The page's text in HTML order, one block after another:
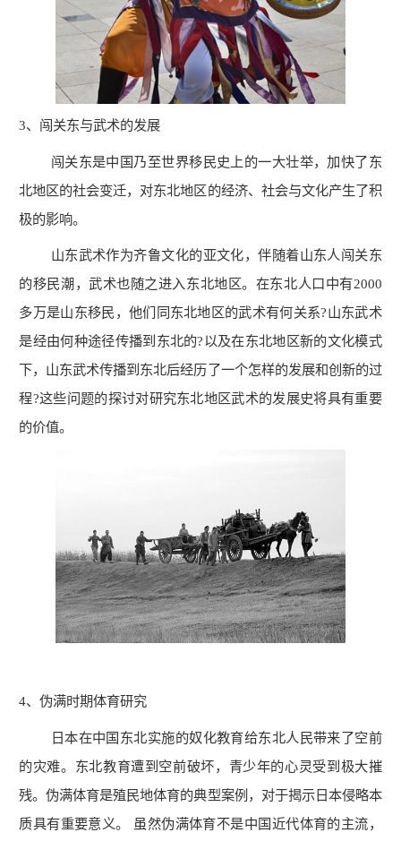
3、闯关东与武术的发展
闯关东是中国乃至世界移民史上的一大壮举，加快了东
北地区的社会变迁，对东北地区的经济、社会与文化产生了积
极的影响。
山东武术作为齐鲁文化的亚文化，伴随着山东人闯关东
的移民潮，武术也随之进入东北地区。在东北人口中有2000
多万是山东移民，他们同东北地区的武术有何关系?山东武术
是经由何种途径传播到东北的?以及在东北地区新的文化模式
下，山东武术传播到东北后经历了一个怎样的发展和创新的过
程?这些问题的探讨对研究东北地区武术的发展史将具有重要
的价值。
4、伪满时期体育研究
日本在中国东北实施的奴化教育给东北人民带来了空前
的灾难。东北教育遭到空前破坏，青少年的心灵受到极大摧
残。伪满体育是殖民地体育的典型案例，对于揭示日本侵略本
质具有重要意义。 虽然伪满体育不是中国近代体育的主流，